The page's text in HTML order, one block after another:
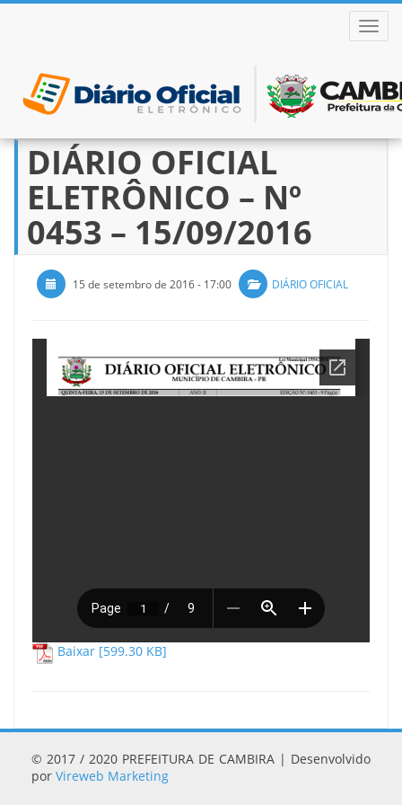
Pular
para
conteúdo
DIÁRIO OFICIAL
ELETRÔNICO – Nº
0453 – 15/09/2016
15 de setembro de 2016 - 17:00 DIÁRIO OFICIAL
Baixar [599.30 KB]
© 2017 / 2020 PREFEITURA DE CAMBIRA | Desenvolvido
por Vireweb Marketing